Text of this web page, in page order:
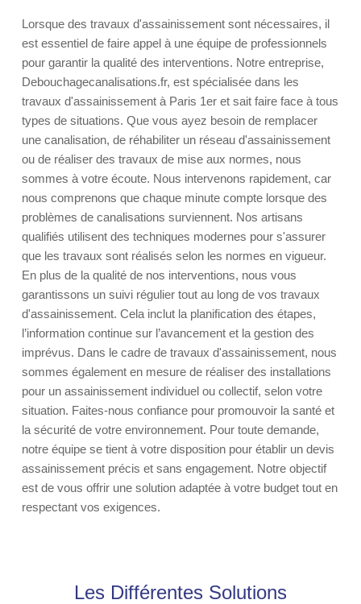
Lorsque des travaux d'assainissement sont nécessaires, il
est essentiel de faire appel à une équipe de professionnels
pour garantir la qualité des interventions. Notre entreprise,
Debouchagecanalisations.fr, est spécialisée dans les
travaux d'assainissement à Paris 1er et sait faire face à tous
types de situations. Que vous ayez besoin de remplacer
une canalisation, de réhabiliter un réseau d'assainissement
ou de réaliser des travaux de mise aux normes, nous
sommes à votre écoute. Nous intervenons rapidement, car
nous comprenons que chaque minute compte lorsque des
problèmes de canalisations surviennent. Nos artisans
qualifiés utilisent des techniques modernes pour s'assurer
que les travaux sont réalisés selon les normes en vigueur.
En plus de la qualité de nos interventions, nous vous
garantissons un suivi régulier tout au long de vos travaux
d'assainissement. Cela inclut la planification des étapes,
l’information continue sur l’avancement et la gestion des
imprévus. Dans le cadre de travaux d'assainissement, nous
sommes également en mesure de réaliser des installations
pour un assainissement individuel ou collectif, selon votre
situation. Faites-nous confiance pour promouvoir la santé et
la sécurité de votre environnement. Pour toute demande,
notre équipe se tient à votre disposition pour établir un devis
assainissement précis et sans engagement. Notre objectif
est de vous offrir une solution adaptée à votre budget tout en
respectant vos exigences.
Les Différentes Solutions